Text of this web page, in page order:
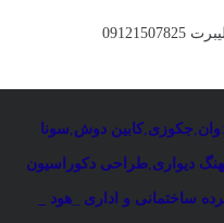
:وان جکوزی ,کابین دوش سونا
دیواری ,طراحی دکوراسیون
ساختمانی و اداری _هود _